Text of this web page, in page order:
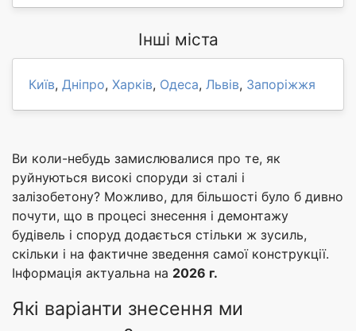
Інші міста
Київ, Дніпро, Харків, Одеса, Львів, Запоріжжя
Ви коли-небудь замислювалися про те, як
руйнуються високі споруди зі сталі і
залізобетону? Можливо, для більшості було б дивно
почути, що в процесі знесення і демонтажу
будівель і споруд додається стільки ж зусиль,
скільки і на фактичне зведення самої конструкції.
Інформація актуальна на 2026 г.
Які варіанти знесення ми